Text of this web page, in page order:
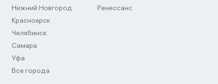
Нижний Новгород
Красноярск
Челябинск
Самара
Уфа
Все города
Ренессанс